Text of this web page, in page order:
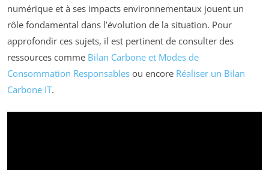
numérique et à ses impacts environnementaux jouent un
rôle fondamental dans l’évolution de la situation. Pour
approfondir ces sujets, il est pertinent de consulter des
ressources comme Bilan Carbone et Modes de
Consommation Responsables ou encore Réaliser un Bilan
Carbone IT.